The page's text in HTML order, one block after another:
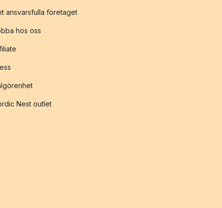
ansvarsfulla företaget
hos oss
Nest outlet